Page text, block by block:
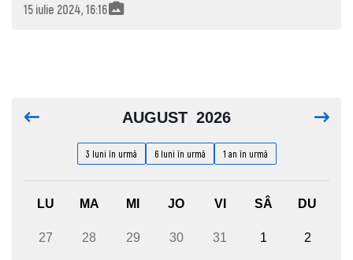
15 iulie 2024, 16:16
AUGUST 2026
3 luni în urmă 6 luni în urmă 1 an în urmă
LU MA MI JO VI SÂ DU
27 28 29 30 31 1 2